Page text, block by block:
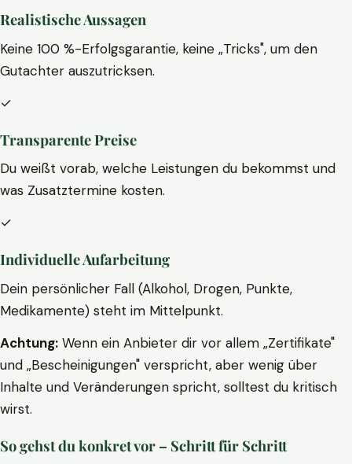
Realistische Aussagen
Keine 100 %-Erfolgsgarantie, keine „Tricks", um den
Gutachter auszutricksen.
✓
Transparente Preise
Du weißt vorab, welche Leistungen du bekommst und
was Zusatztermine kosten.
✓
Individuelle Aufarbeitung
Dein persönlicher Fall (Alkohol, Drogen, Punkte,
Medikamente) steht im Mittelpunkt.
Achtung: Wenn ein Anbieter dir vor allem „Zertifikate"
und „Bescheinigungen" verspricht, aber wenig über
Inhalte und Veränderungen spricht, solltest du kritisch
wirst.
So gehst du konkret vor – Schritt für Schritt